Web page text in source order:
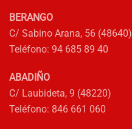
de
BERANGO
C/ Sabino Arana, 56 (48640)
Teléfono: 94 685 89 40
ABADIÑO
C/ Laubideta, 9 (48220)
Teléfono: 846 661 060